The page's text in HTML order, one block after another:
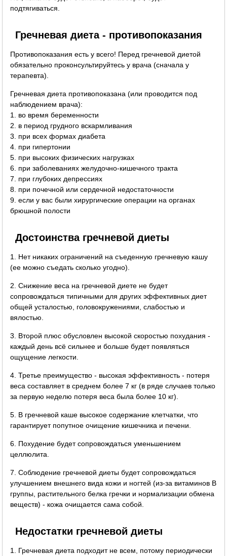
подтягиваться.
Гречневая диета - противопоказания
Противопоказания есть у всего! Перед гречневой диетой
обязательно проконсультируйтесь у врача (сначала у
терапевта).
Гречневая диета противопоказана (или проводится под
наблюдением врача):
1. во время беременности
2. в период грудного вскармливания
3. при всех формах диабета
4. при гипертонии
5. при высоких физических нагрузках
6. при заболеваниях желудочно-кишечного тракта
7. при глубоких депрессиях
8. при почечной или сердечной недостаточности
9. если у вас были хирургические операции на органах
брюшной полости
Достоинства гречневой диеты
1. Нет никаких ограничений на съеденную гречневую кашу
(ее можно съедать сколько угодно).
2. Снижение веса на гречневой диете не будет
сопровождаться типичными для других эффективных диет
общей усталостью, головокружениями, слабостью и
вялостью.
3. Второй плюс обусловлен высокой скоростью похудания -
каждый день всё сильнее и больше будет появляться
ощущение легкости.
4. Третье преимущество - высокая эффективность - потеря
веса составляет в среднем более 7 кг (в ряде случаев только
за первую неделю потеря веса была более 10 кг).
5. В гречневой каше высокое содержание клетчатки, что
гарантирует попутное очищение кишечника и печени.
6. Похудение будет сопровождаться уменьшением
целлюлита.
7. Соблюдение гречневой диеты будет сопровождаться
улучшением внешнего вида кожи и ногтей (из-за витаминов B
группы, растительного белка гречки и нормализации обмена
веществ) - кожа очищается сама собой.
Недостатки гречневой диеты
1. Гречневая диета подходит не всем, потому периодически